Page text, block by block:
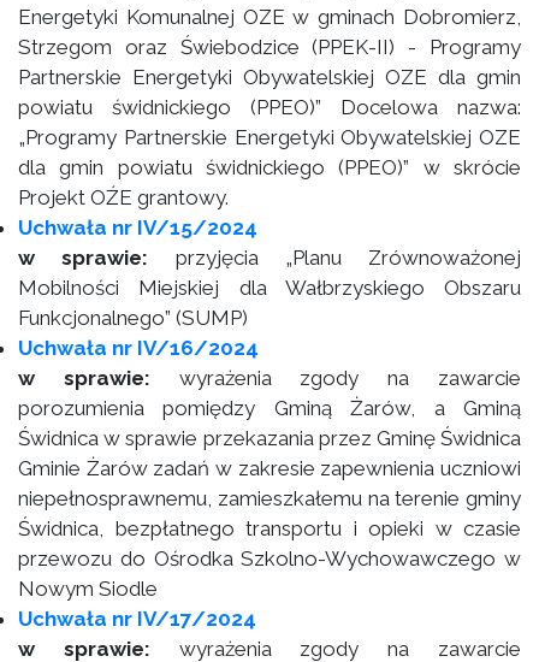
Energetyki Komunalnej OZE w gminach Dobromierz,
Strzegom oraz Świebodzice (PPEK-II) - Programy
Partnerskie Energetyki Obywatelskiej OZE dla gmin
powiatu świdnickiego (PPEO)” Docelowa nazwa:
„Programy Partnerskie Energetyki Obywatelskiej OZE
dla gmin powiatu świdnickiego (PPEO)” w skrócie
Projekt OŹE grantowy.
Uchwała nr IV/15/2024
w sprawie: przyjęcia „Planu Zrównoważonej
Mobilności Miejskiej dla Wałbrzyskiego Obszaru
Funkcjonalnego” (SUMP)
Uchwała nr IV/16/2024
w sprawie: wyrażenia zgody na zawarcie
porozumienia pomiędzy Gminą Żarów, a Gminą
Świdnica w sprawie przekazania przez Gminę Świdnica
Gminie Żarów zadań w zakresie zapewnienia uczniowi
niepełnosprawnemu, zamieszkałemu na terenie gminy
Świdnica, bezpłatnego transportu i opieki w czasie
przewozu do Ośrodka Szkolno-Wychowawczego w
Nowym Siodle
Uchwała nr IV/17/2024
w sprawie: wyrażenia zgody na zawarcie